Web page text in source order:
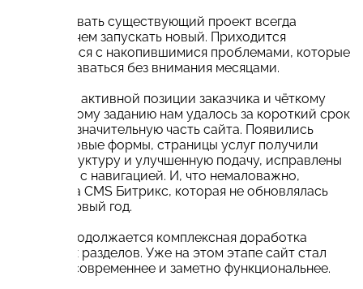
Дорабатывать существующий проект всегда
сложнее, чем запускать новый. Приходится
разбираться с накопившимися проблемами, которые
могли оставаться без внимания месяцами.
Благодаря активной позиции заказчика и чёткому
техническому заданию нам удалось за короткий срок
обновить значительную часть сайта. Появились
многошаговые формы, страницы услуг получили
новую структуру и улучшенную подачу, исправлены
проблемы с навигацией. И, что немаловажно,
обновлена CMS Битрикс, которая не обновлялась
уже не первый год.
Сейчас продолжается комплексная доработка
остальных разделов. Уже на этом этапе сайт стал
удобнее, современнее и заметно функциональнее.